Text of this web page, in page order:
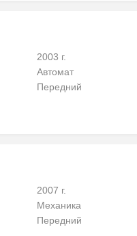
2003 г.
Автомат
Передний
2007 г.
Механика
Передний